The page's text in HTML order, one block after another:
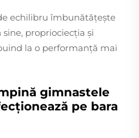
echilibru îmbunătățește
propriociecția și
la o performanță mai
gimnastele
pe bara